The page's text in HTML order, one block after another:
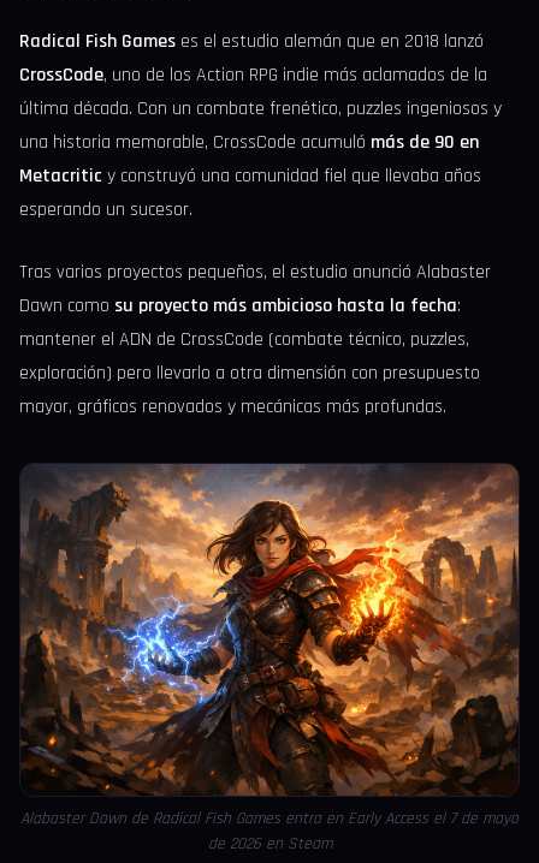
Radical Fish Games es el estudio alemán que en 2018 lanzó
CrossCode, uno de los Action RPG indie más aclamados de la
última década. Con un combate frenético, puzzles ingeniosos y
una historia memorable, CrossCode acumuló más de 90 en
Metacritic y construyó una comunidad fiel que llevaba años
esperando un sucesor.
Tras varios proyectos pequeños, el estudio anunció Alabaster
Dawn como su proyecto más ambicioso hasta la fecha:
mantener el ADN de CrossCode (combate técnico, puzzles,
exploración) pero llevarlo a otra dimensión con presupuesto
mayor, gráficos renovados y mecánicas más profundas.
Alabaster Dawn de Radical Fish Games entra en Early Access el 7 de mayo
de 2026 en Steam